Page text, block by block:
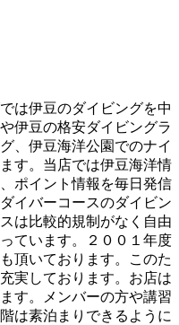
は伊豆のダイビングを中
伊豆の格安ダイビングラ
、伊豆海洋公園でのナイ
す。当店では伊豆海洋情
ポイント情報を毎日発信
イバーコースのダイビン
は比較的規制がなく自由
ています。２００１年度
頂いております。このた
実しております。お店は
す。メンバーの方や講習
は素泊まりできるように